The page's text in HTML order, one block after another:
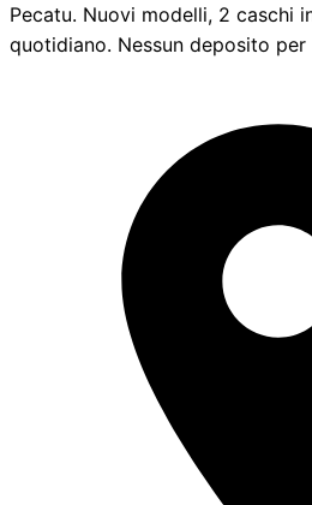
Pecatu. Nuovi modelli, 2 caschi
quotidiano. Nessun deposito